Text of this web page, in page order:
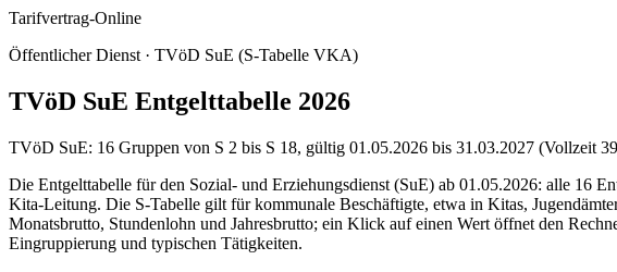
Tarifvertrag-Online
Öffentlicher Dienst · TVöD SuE (S-Tabelle VKA)
TVöD SuE Entgelttabelle 2026
TVöD SuE: 16 Gruppen von S 2 bis S 18, gültig 01.05.2026 bis 31.03.2027 (Vollzeit
Die Entgelttabelle für den Sozial- und Erziehungsdienst (SuE) ab 01.05.2026: alle 16
Kita-Leitung. Die S-Tabelle gilt für kommunale Beschäftigte, etwa in Kitas,
Monatsbrutto, Stundenlohn und Jahresbrutto; ein Klick auf einen Wert öffnet den
Eingruppierung und typischen Tätigkeiten.